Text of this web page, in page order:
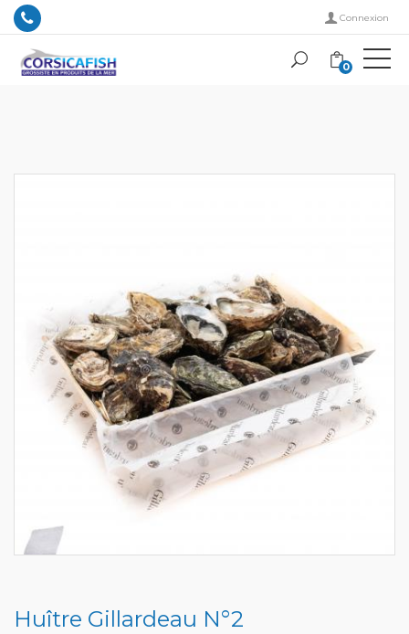
Connexion
0
Huître Gillardeau N°2